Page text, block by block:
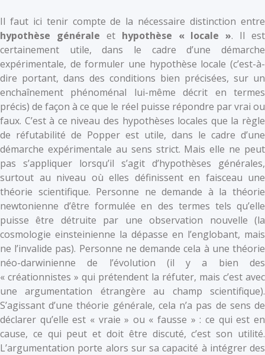
Il faut ici tenir compte de la nécessaire distinction entre
hypothèse générale et hypothèse « locale ». Il est
certainement utile, dans le cadre d’une démarche
expérimentale, de formuler une hypothèse locale (c’est-à-
dire portant, dans des conditions bien précisées, sur un
enchaînement phénoménal lui-même décrit en termes
précis) de façon à ce que le réel puisse répondre par vrai ou
faux. C’est à ce niveau des hypothèses locales que la règle
de réfutabilité de Popper est utile, dans le cadre d’une
démarche expérimentale au sens strict. Mais elle ne peut
pas s’appliquer lorsqu’il s’agit d’hypothèses générales,
surtout au niveau où elles définissent en faisceau une
théorie scientifique. Personne ne demande à la théorie
newtonienne d’être formulée en des termes tels qu’elle
puisse être détruite par une observation nouvelle (la
cosmologie einsteinienne la dépasse en l’englobant, mais
ne l’invalide pas). Personne ne demande cela à une théorie
néo-darwinienne de l’évolution (il y a bien des
« créationnistes » qui prétendent la réfuter, mais c’est avec
une argumentation étrangère au champ scientifique).
S’agissant d’une théorie générale, cela n’a pas de sens de
déclarer qu’elle est « vraie » ou « fausse » : ce qui est en
cause, ce qui peut et doit être discuté, c’est son utilité.
L’argumentation porte alors sur sa capacité à intégrer des